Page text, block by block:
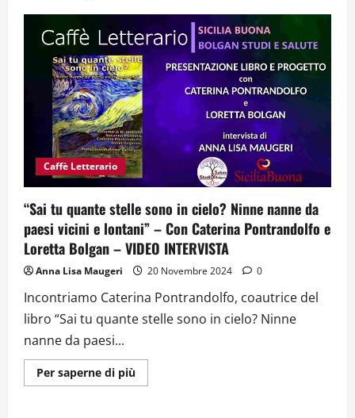
Caffè Letterario
“Sai tu quante stelle sono in cielo? Ninne nanne da
paesi vicini e lontani” – Con Caterina Pontrandolfo e
Loretta Bolgan – VIDEO INTERVISTA
Anna Lisa Maugeri 20 Novembre 2024 0
Incontriamo Caterina Pontrandolfo, coautrice del
libro “Sai tu quante stelle sono in cielo? Ninne
nanne da paesi...
Per saperne di piùUlteriori
informazioni